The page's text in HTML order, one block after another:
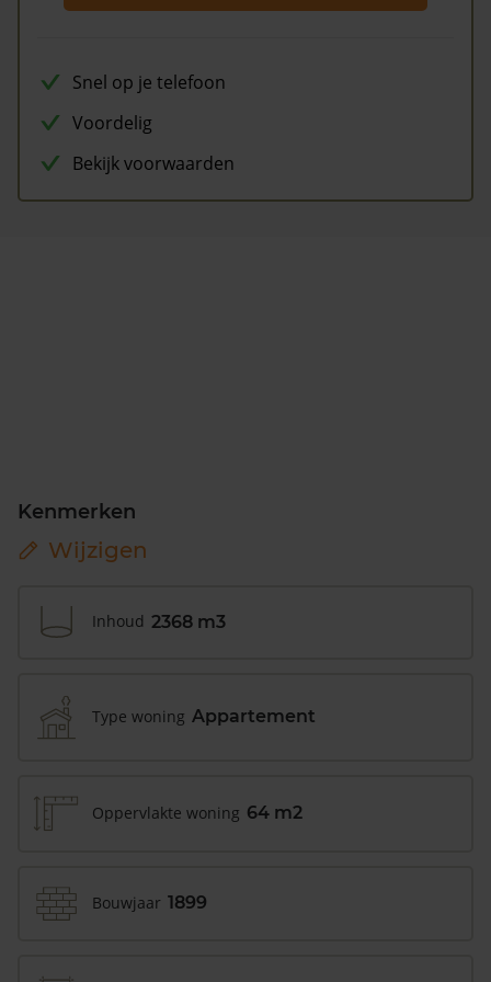
Snel op je telefoon
Voordelig
Bekijk voorwaarden
Kenmerken
Wijzigen
Inhoud 2368 m3
Type woning Appartement
Oppervlakte woning 64 m2
Bouwjaar 1899